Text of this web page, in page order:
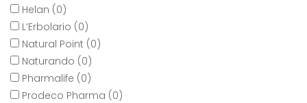
Helan (0)
L’Erbolario (0)
Natural Point (0)
Naturando (0)
Pharmalife (0)
Prodeco Pharma (0)